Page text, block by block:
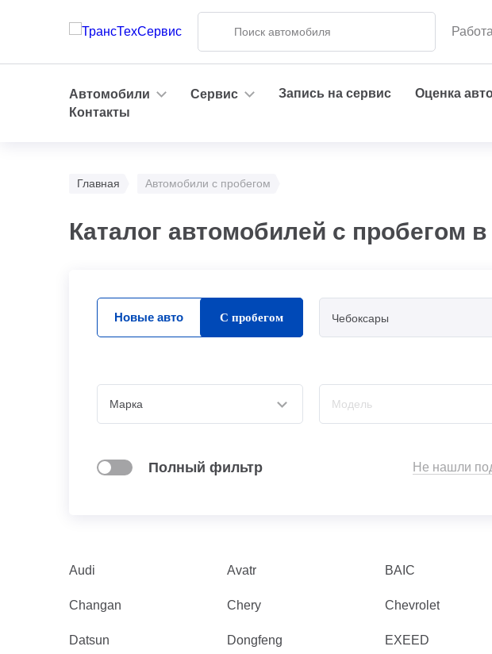
Автомобили Сервис Запись на сервис Оценка
Контакты
Главная Автомобили с пробегом
Каталог автомобилей с пробегом
Новые авто С пробегом Чебоксары
Полный фильтр Не нашли
Audi Avatr BAIC
Changan Chery Chevrolet
Datsun Dongfeng EXEED